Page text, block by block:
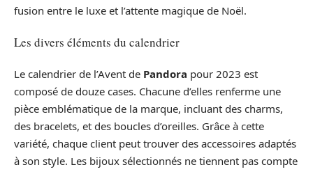
fusion entre le luxe et l’attente magique de Noël.
Les divers éléments du calendrier
Le calendrier de l’Avent de Pandora pour 2023 est
composé de douze cases. Chacune d’elles renferme une
pièce emblématique de la marque, incluant des charms,
des bracelets, et des boucles d’oreilles. Grâce à cette
variété, chaque client peut trouver des accessoires adaptés
à son style. Les bijoux sélectionnés ne tiennent pas compte